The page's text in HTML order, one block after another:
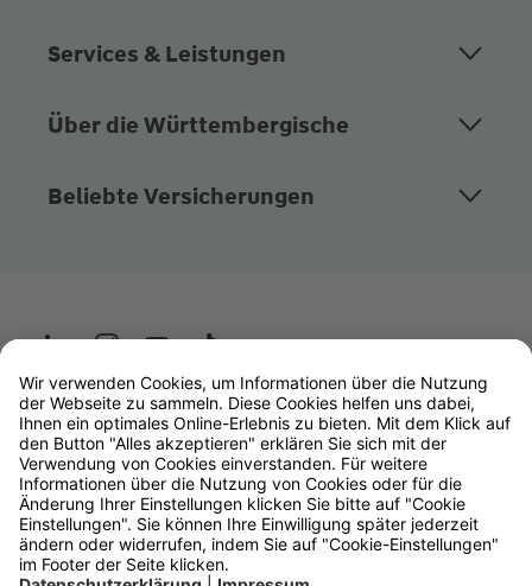
Services & Leistungen
Über die Württembergische
Beliebte Versicherungen
Wüstenrot
W&W Gruppe
OLB Bank
Makler
Impressum